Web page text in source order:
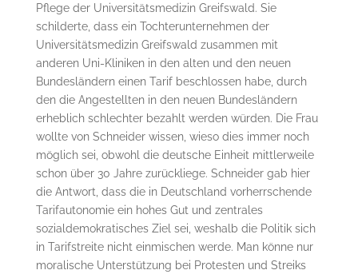
Pflege der Universitätsmedizin Greifswald. Sie
schilderte, dass ein Tochterunternehmen der
Universitätsmedizin Greifswald zusammen mit
anderen Uni-Kliniken in den alten und den neuen
Bundesländern einen Tarif beschlossen habe, durch
den die Angestellten in den neuen Bundesländern
erheblich schlechter bezahlt werden würden. Die Frau
wollte von Schneider wissen, wieso dies immer noch
möglich sei, obwohl die deutsche Einheit mittlerweile
schon über 30 Jahre zurückliege. Schneider gab hier
die Antwort, dass die in Deutschland vorherrschende
Tarifautonomie ein hohes Gut und zentrales
sozialdemokratisches Ziel sei, weshalb die Politik sich
in Tarifstreite nicht einmischen werde. Man könne nur
moralische Unterstützung bei Protesten und Streiks